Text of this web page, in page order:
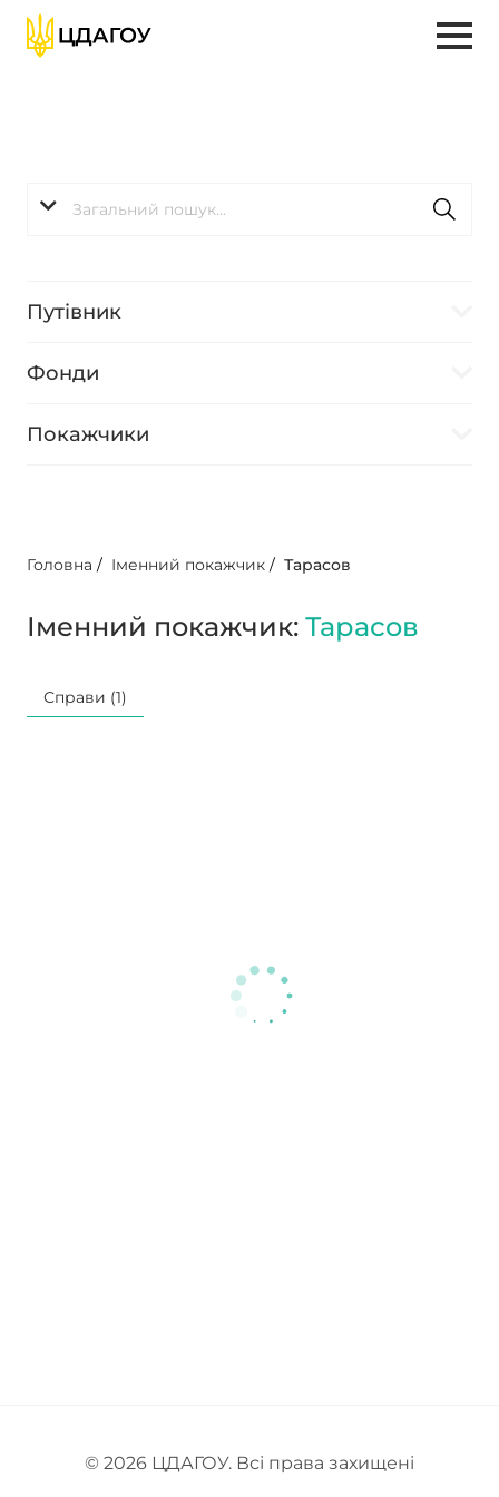
Путівник
Фонди
Покажчики
Головна / Іменний покажчик / Тарасов
Іменний покажчик: Тарасов
Справи (1)
© 2026 ЦДАГОУ. Всі права захищені